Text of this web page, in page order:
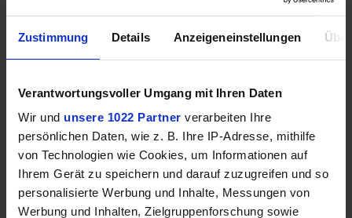
Zustimmung Details Anzeigeneinstellungen
Verantwortungsvoller Umgang mit Ihren Daten
Wir und unsere 1022 Partner verarbeiten Ihre
persönlichen Daten, wie z. B. Ihre IP-Adresse, mithilfe
von Technologien wie Cookies, um Informationen auf
Ihrem Gerät zu speichern und darauf zuzugreifen und so
personalisierte Werbung und Inhalte, Messungen von
Werbung und Inhalten, Zielgruppenforschung sowie
GEWINNSPIEL
Gewinne einen MSI Gaming PC mit RTX 5070
Ti!!
Bis zum 21. August hast du die Chance, bei unserem